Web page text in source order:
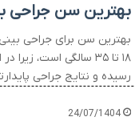
بهترین سن جراحی
بهترین سن برای جراحی
۱۸ تا ۳۵ سالگی است،
رسیده و نتایج جراحی
24/07/1404